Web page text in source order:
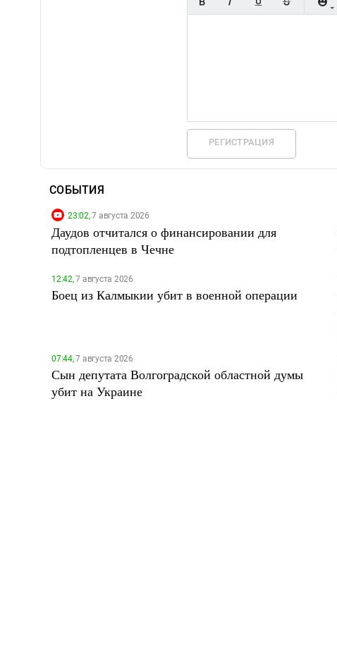
РЕГИСТРАЦИЯ
СОБЫТИЯ
23:02,7 августа 2026
Даудов отчитался о финансировании для
подтопленцев в Чечне
12:42,7 августа 2026
Боец из Калмыкии убит в военной операции
07:44,7 августа 2026
Сын депутата Волгоградской областной думы
убит на Украине